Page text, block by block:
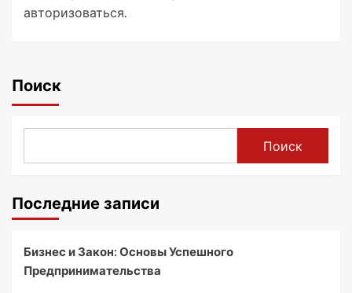
авторизоваться.
Поиск
Поиск
Последние записи
Бизнес и Закон: Основы Успешного
Предпринимательства